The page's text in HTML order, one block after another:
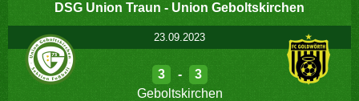
DSG Union Traun - Union Geboltskirchen
23.09.2023
3 -
3
Geboltskirchen